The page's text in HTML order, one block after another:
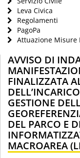
Leva Civica
Regolamenti
PagoPa
Attuazione Misure
AVVISO DI
FINALIZZATA
GESTIONE
DEL PARCO E
MACROAREA